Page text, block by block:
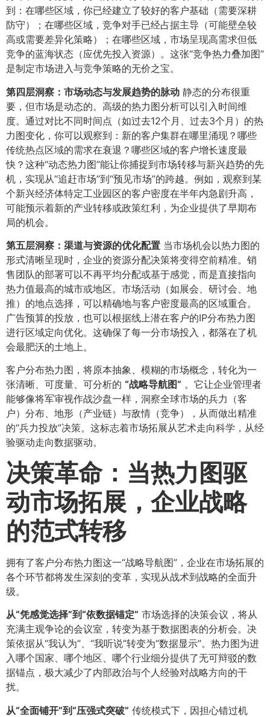
到：在哪些区域，你已经建立了较好的客户基础（需要深耕
防守）；在哪些区域，竞争对手已经占据主导（可能壁垒较
高或需要差异化策略）；在哪些区域，市场呈现高需求但低
竞争的蓝海状态（应优先投入资源）。这张“竞争热力叠加图”
是制定市场进入与竞争策略的无价之宝。
第四层洞察：市场动态与发展趋势的脉动 静态的分布很重
要，但市场是动态的。高级的热力图分析可以引入时间维
度。通过对比不同时间点（如过去12个月、过去3个月）的热
力图变化，你可以观察到：新的客户集群在哪里涌现？哪些
传统热点区域的需求在衰退？哪些区域的客户增长速度最
快？这种“动态热力图”能让你捕捉到市场转移与新兴趋势的先
机，实现从“追赶市场”到“预见市场”的跨越。例如，观察到某
个新兴经济体特定工业园区的客户密度在半年内急剧升高，
可能预示着新的产业转移或政策红利，为企业提供了早期布
局的机会。
第五层洞察：渠道与资源的优化配置 当市场机会以热力图的
形式清晰呈现时，企业的资源分配决策将变得空前精准。销
售团队的部署可以不再平均分配或基于感觉，而是直接指向
热力值最高的城市或地区。市场活动（如展会、研讨会、地
推）的地点选择，可以精确地与客户密度最高的区域重合。
广告预算的投放，也可以根据线上潜在客户的IP分布热力图
进行区域定向优化。这确保了每一分市场投入，都落在了机
会最肥沃的土地上。
客户分布热力图，将原本抽象、模糊的市场概念，转化为一
张清晰、可度量、可分析的 ​“战略导航图”​ 。它让企业管理者
能够像将军审视作战沙盘一样，洞察全球市场的兵力（客
户）分布、地形（产业链）与敌情（竞争），从而做出精准
的“兵力投放”决策。这标志着市场拓展从艺术走向科学，从经
验驱动走向数据驱动。
决策革命：当热力图驱
动市场拓展，企业战略
的范式转移
拥有了客户分布热力图这一“战略导航图”，企业在市场拓展的
各个环节都将发生深刻的变革，实现从战术到战略的全面升
级。
从“凭感觉选择”到“依数据锚定”​ 市场选择的决策会议，将从
充满主观争论的会议室，转变为基于数据图表的分析会。决
策依据从“我认为”、“我听说”转变为“数据显示”。热力图为进
入哪个国家、哪个地区、哪个行业细分提供了无可辩驳的数
据锚点，极大减少了内部政治与个人经验对战略方向的干
扰。
从“全面铺开”到“压强式突破”​ 传统模式下，因担心错过机